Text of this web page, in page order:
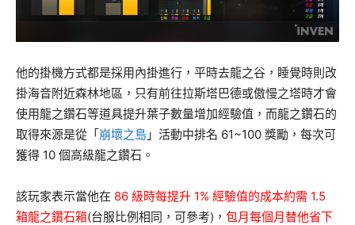
他的掛機方式都是採用內掛進行，平時去龍之谷，睡覺時則改
掛海音附近森林地區，只有前往拉斯塔巴德或傲慢之塔時才會
使用龍之鑽石等道具提升葉子數量增加經驗值，而龍之鑽石的
取得來源是從「 崩壞之島 」活動中排名 61~100 獎勵，每次可
獲得 10 個高級龍之鑽石。
該玩家表示當他在 86 級時每提升 1% 經驗值的成本約需 1.5
箱龍之鑽石箱(台服比例相同，可參考)， 包月每個月替他省下